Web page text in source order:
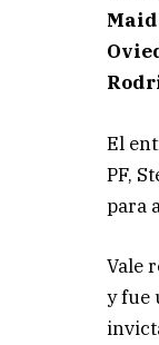
El
PF,
para
Vale
y fue